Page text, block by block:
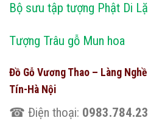
Bộ sưu tập tượng Phật Di
Tượng Trâu gỗ Mun hoa
Đồ Gỗ Vương Thao – Làng
Tín-Hà Nội
☎ Điện thoại: